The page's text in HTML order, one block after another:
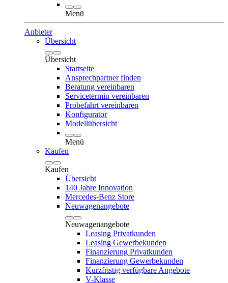
Menü
Anbieter
Übersicht
Übersicht
Startseite
Ansprechpartner finden
Beratung vereinbaren
Servicetermin vereinbaren
Probefahrt vereinbaren
Konfigurator
Modellübersicht
Menü
Kaufen
Kaufen
Übersicht
140 Jahre Innovation
Mercedes-Benz Store
Neuwagenangebote
Neuwagenangebote
Leasing Privatkunden
Leasing Gewerbekunden
Finanzierung Privatkunden
Finanzierung Gewerbekunden
Kurzfristig verfügbare Angebote
V-Klasse